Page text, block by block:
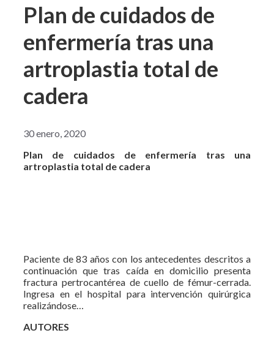
Plan de cuidados de
enfermería tras una
artroplastia total de
cadera
30 enero, 2020
Plan de cuidados de enfermería tras una
artroplastia total de cadera
Paciente de 83 años con los antecedentes descritos a
continuación que tras caída en domicilio presenta
fractura pertrocantérea de cuello de fémur-cerrada.
Ingresa en el hospital para intervención quirúrgica
realizándose…
AUTORES